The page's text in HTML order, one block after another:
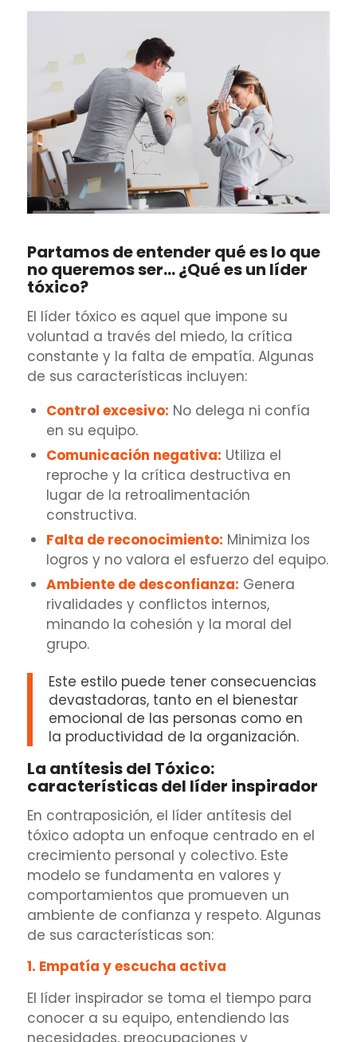
Partamos de entender qué es lo que
no queremos ser… ¿Qué es un líder
tóxico?
El líder tóxico es aquel que impone su
voluntad a través del miedo, la crítica
constante y la falta de empatía. Algunas
de sus características incluyen:
Control excesivo: No delega ni confía
en su equipo.
Comunicación negativa: Utiliza el
reproche y la crítica destructiva en
lugar de la retroalimentación
constructiva.
Falta de reconocimiento: Minimiza los
logros y no valora el esfuerzo del equipo.
Ambiente de desconfianza: Genera
rivalidades y conflictos internos,
minando la cohesión y la moral del
grupo.
Este estilo puede tener consecuencias
devastadoras, tanto en el bienestar
emocional de las personas como en
la productividad de la organización.
La antítesis del Tóxico:
características del líder inspirador
En contraposición, el líder antítesis del
tóxico adopta un enfoque centrado en el
crecimiento personal y colectivo. Este
modelo se fundamenta en valores y
comportamientos que promueven un
ambiente de confianza y respeto. Algunas
de sus características son:
1. Empatía y escucha activa
El líder inspirador se toma el tiempo para
conocer a su equipo, entendiendo las
necesidades, preocupaciones y